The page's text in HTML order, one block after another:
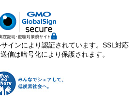
インにより認証されています。SSL対応
信は暗号化により保護されます。